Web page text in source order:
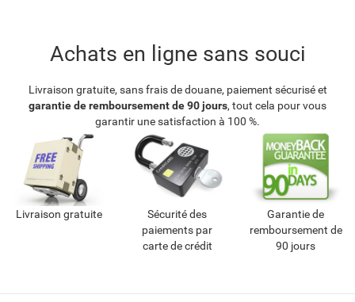
Achats en ligne sans souci
Livraison gratuite, sans frais de douane, paiement sécurisé et
garantie de remboursement de 90 jours, tout cela pour vous
garantir une satisfaction à 100 %.
Livraison gratuite
Sécurité des
paiements par
carte de crédit
Garantie de
remboursement de
90 jours